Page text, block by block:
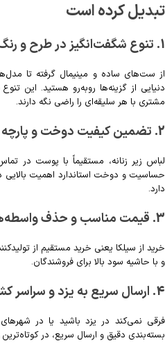
تبدیل کرده است
1. تنوع شگفت‌انگیز در طرح و رنگ
از ست‌های ساده و مینیمال گرفته تا
دنیایی از گزینه‌ها روبه‌رو هستید. این
مشتری با هر سلیقه‌ای را راضی نگه دارند.
2. تضمین کیفیت دوخت و پارچه
لباس زیر زنانه، مستقیماً با پوست در
حساسیت و دوخت استاندارد اهمیت بالایی
دارد.
3. قیمت مناسب و حذف واسطه‌ها
خرید از سیلکا یعنی خرید مستقیم از
و با حاشیه سود بالا برای فروشندگان.
4. ارسال سریع به یزد و سراسر کشور
فرقی نمی‌کند در یزد باشید یا در
بسته‌بندی دقیق و ارسال سریع، در